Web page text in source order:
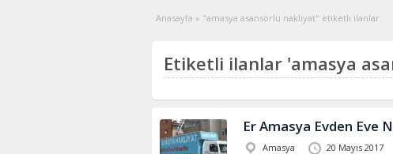
Anasayfa » "amasya asansörlü nakliyat" etiketli ilanlar
Etiketli ilanlar 'amasya
Er Amasya Evden Eve
Amasya 20 Mayıs 2017